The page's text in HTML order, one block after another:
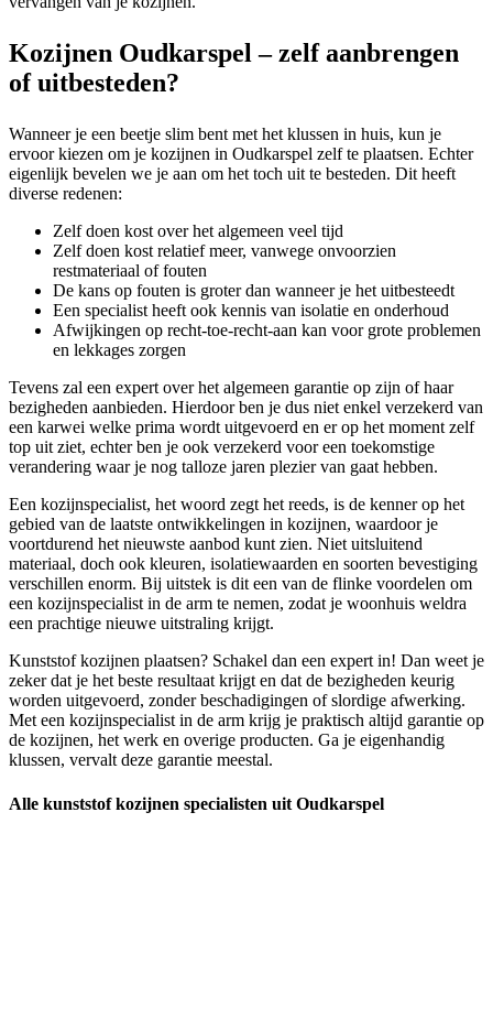
Kozijnen Oudkarspel – zelf aanbrengen
of uitbesteden?
Wanneer je een beetje slim bent met het klussen in huis, kun je
ervoor kiezen om je kozijnen in Oudkarspel zelf te plaatsen. Echter
eigenlijk bevelen we je aan om het toch uit te besteden. Dit heeft
diverse redenen:
Zelf doen kost over het algemeen veel tijd
Zelf doen kost relatief meer, vanwege onvoorzien
restmateriaal of fouten
De kans op fouten is groter dan wanneer je het uitbesteedt
Een specialist heeft ook kennis van isolatie en onderhoud
Afwijkingen op recht-toe-recht-aan kan voor grote problemen
en lekkages zorgen
Tevens zal een expert over het algemeen garantie op zijn of haar
bezigheden aanbieden. Hierdoor ben je dus niet enkel verzekerd van
een karwei welke prima wordt uitgevoerd en er op het moment zelf
top uit ziet, echter ben je ook verzekerd voor een toekomstige
verandering waar je nog talloze jaren plezier van gaat hebben.
Een kozijnspecialist, het woord zegt het reeds, is de kenner op het
gebied van de laatste ontwikkelingen in kozijnen, waardoor je
voortdurend het nieuwste aanbod kunt zien. Niet uitsluitend
materiaal, doch ook kleuren, isolatiewaarden en soorten bevestiging
verschillen enorm. Bij uitstek is dit een van de flinke voordelen om
een kozijnspecialist in de arm te nemen, zodat je woonhuis weldra
een prachtige nieuwe uitstraling krijgt.
Kunststof kozijnen plaatsen? Schakel dan een expert in! Dan weet je
zeker dat je het beste resultaat krijgt en dat de bezigheden keurig
worden uitgevoerd, zonder beschadigingen of slordige afwerking.
Met een kozijnspecialist in de arm krijg je praktisch altijd garantie op
de kozijnen, het werk en overige producten. Ga je eigenhandig
klussen, vervalt deze garantie meestal.
Alle kunststof kozijnen specialisten uit Oudkarspel